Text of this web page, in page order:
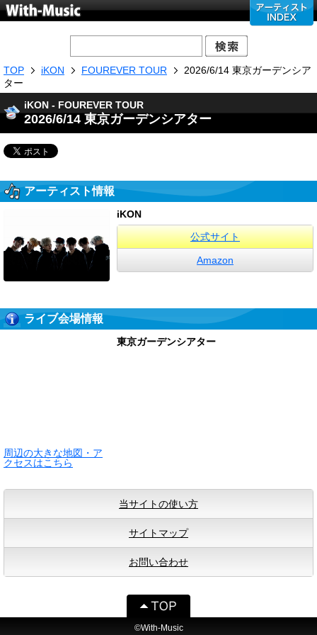
TOP iKON FOUREVER TOUR
2026/6/14 東京ガーデンシア
ター
iKON - FOUREVER TOUR
2026/6/14 東京ガーデンシアター
アーティスト情報
iKON
公式サイト
Amazon
ライブ会場情報
周辺の大きな地図・ア
クセスはこちら
東京ガーデンシアター
当サイトの使い方
サイトマップ
お問い合わせ
©With-Music